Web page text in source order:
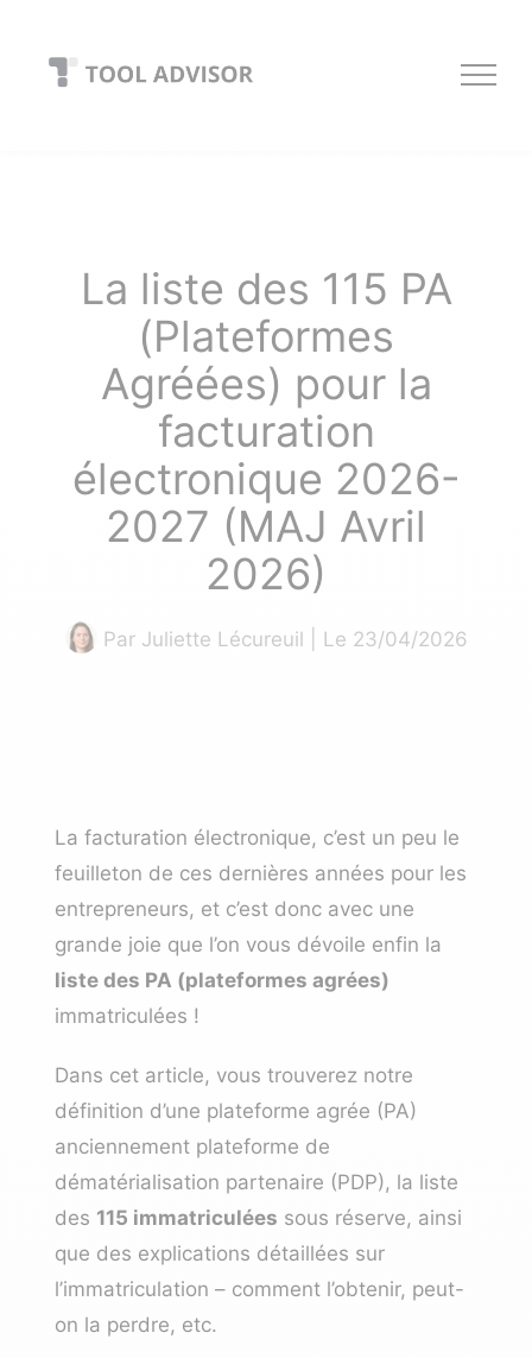
content
La liste des 115 PA
(Plateformes
Agréées) pour la
facturation
électronique 2026-
2027 (MAJ Avril
2026)
Par Juliette Lécureuil | Le 23/04/2026
La facturation électronique, c’est un peu le
feuilleton de ces dernières années pour les
entrepreneurs, et c’est donc avec une
grande joie que l’on vous dévoile enfin la
liste des PA (plateformes agrées)
immatriculées !
Dans cet article, vous trouverez notre
définition d’une plateforme agrée (PA)
anciennement plateforme de
dématérialisation partenaire (PDP), la liste
des 115 immatriculées sous réserve, ainsi
que des explications détaillées sur
l’immatriculation – comment l’obtenir, peut-
on la perdre, etc.